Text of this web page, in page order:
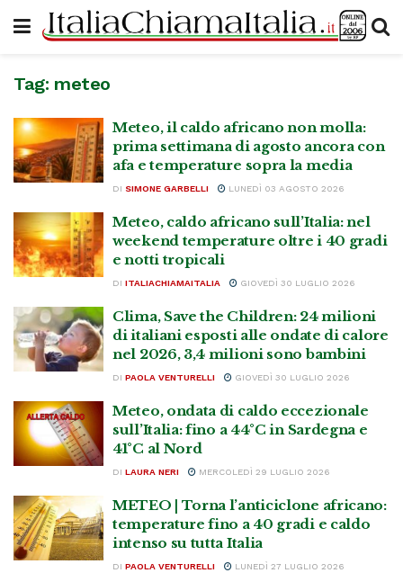
Tag: meteo
Meteo, il caldo africano non molla:
prima settimana di agosto ancora con
afa e temperature sopra la media
DI SIMONE GARBELLI LUNEDÌ 03 AGOSTO 2026
Meteo, caldo africano sull’Italia: nel
weekend temperature oltre i 40 gradi
e notti tropicali
DI ITALIACHIAMAITALIA GIOVEDÌ 30 LUGLIO 2026
Clima, Save the Children: 24 milioni
di italiani esposti alle ondate di calore
nel 2026, 3,4 milioni sono bambini
DI PAOLA VENTURELLI GIOVEDÌ 30 LUGLIO 2026
Meteo, ondata di caldo eccezionale
sull’Italia: fino a 44°C in Sardegna e
41°C al Nord
DI LAURA NERI MERCOLEDÌ 29 LUGLIO 2026
METEO | Torna l’anticiclone africano:
temperature fino a 40 gradi e caldo
intenso su tutta Italia
DI PAOLA VENTURELLI LUNEDÌ 27 LUGLIO 2026